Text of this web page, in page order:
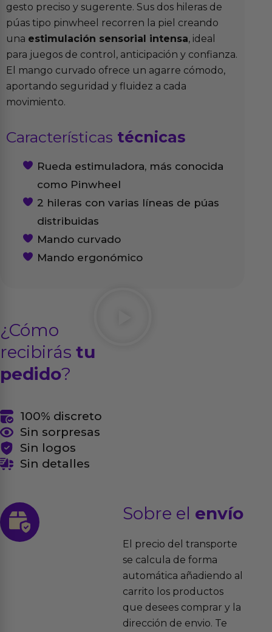
gesto preciso y sugerente. Sus dos hileras de
púas tipo pinwheel recorren la piel creando
una estimulación sensorial intensa, ideal
para juegos de control, anticipación y confianza.
El mango curvado ofrece un agarre cómodo,
aportando seguridad y fluidez a cada
movimiento.
Características técnicas
Rueda estimuladora, más conocida
como Pinwheel
2 hileras con varias líneas de púas
distribuidas
Mando curvado
Mando ergonómico
¿Cómo
recibirás tu
pedido?
100% discreto
Sin sorpresas
Sin logos
Sin detalles
Sobre el envío
El precio del transporte
se calcula de forma
automática añadiendo al
carrito los productos
que desees comprar y la
dirección de envio. Te